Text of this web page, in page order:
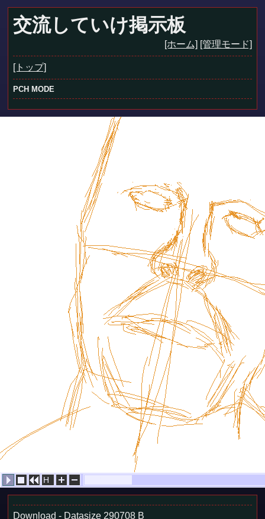
交流していけ掲示板
[ホーム] [管理モード]
[トップ]
PCH MODE
H
Download - Datasize 290708 B